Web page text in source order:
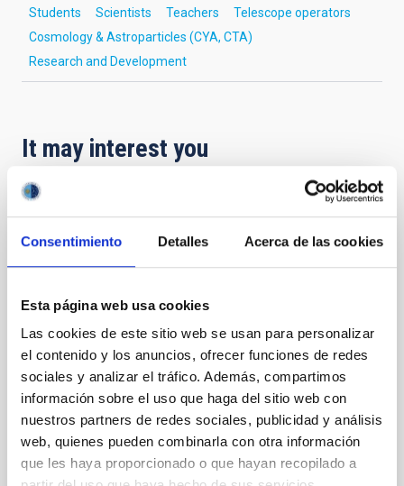
Consentimiento Detalles Acerca de las cookies
Esta página web usa cookies
Las cookies de este sitio web se usan para personalizar
el contenido y los anuncios, ofrecer funciones de redes
sociales y analizar el tráfico. Además, compartimos
información sobre el uso que haga del sitio web con
nuestros partners de redes sociales, publicidad y análisis
web, quienes pueden combinarla con otra información
que les haya proporcionado o que hayan recopilado a
Students
Scientists Teachers
Telescope operators
Cosmology & Astroparticles (CYA, CTA)
Research and Development
It may interest you
Appraising the Necklace: A post-common-
envelope carbon dwarf inside an
envelope planetary nebula, the central star of which
has been shown to have a dwarf carbon star
companion. We aim to understand the origins of the
Necklace and its dwarf carbon central star. We study
the carbon abundance of the nebula through far-
ultraviolet spectroscopy obtained with the Hubble
Space Telescope. Furthermore, through
simultaneous modelling of multi-band light and